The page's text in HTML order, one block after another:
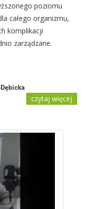
poziomu
całego organizmu,
komplikacji
zarządzane.
czytaj więcej